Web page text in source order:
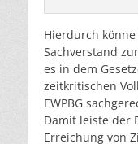
Hierdurch
Sachverstand
es in dem
zeitkritischen
EWPBG
Damit leiste der
Erreichung von